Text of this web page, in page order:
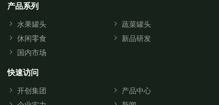
产品系列
水果罐头
蔬菜罐头
休闲零食
新品研发
国内市场
快速访问
开创集团
产品中心